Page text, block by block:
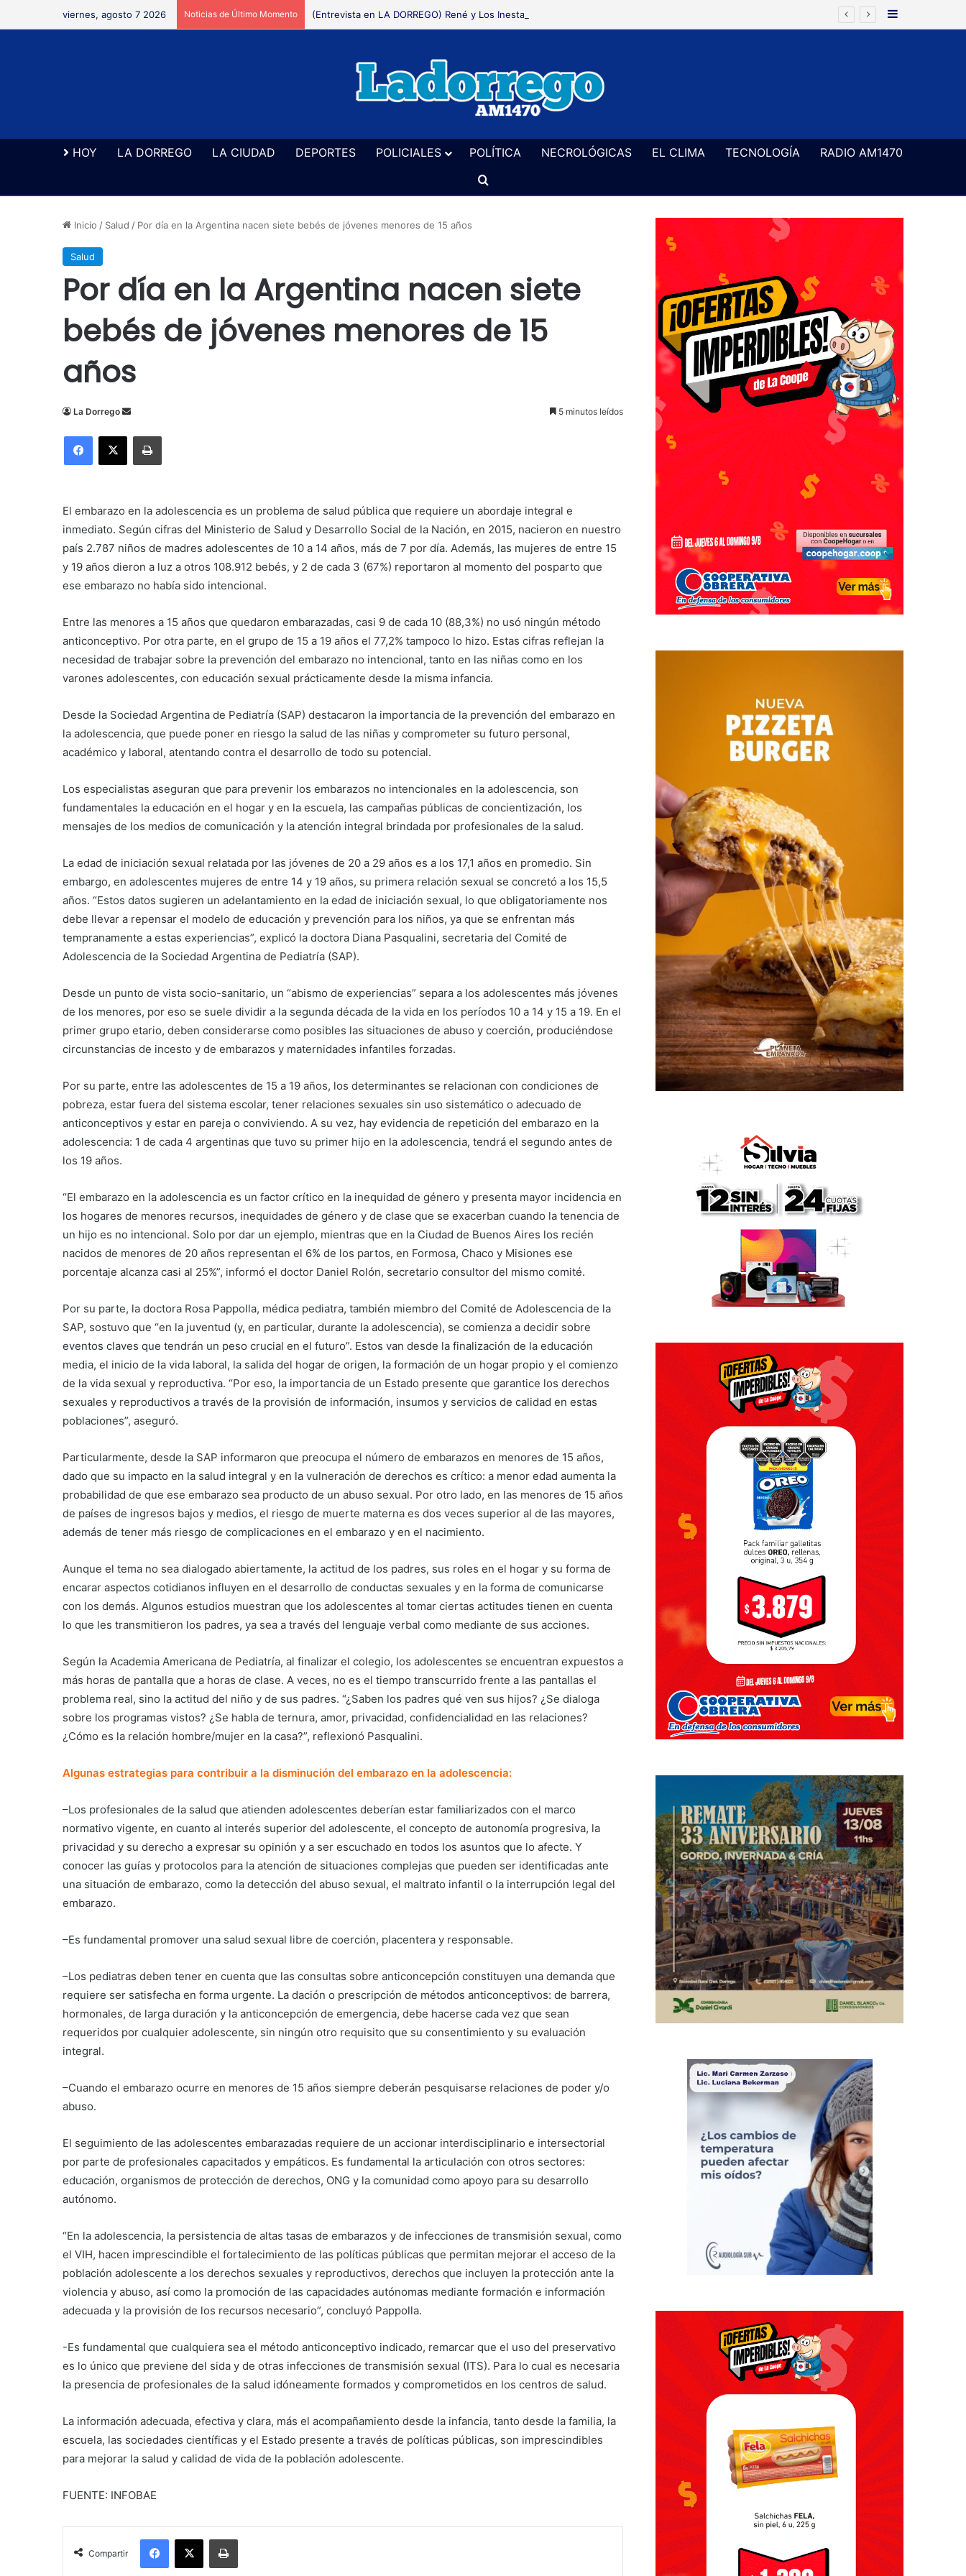
viernes, agosto 7 2026 Noticias de Último Momento Barra Lateral
HOY LA DORREGO LA CIUDAD DEPORTES POLICIALES POLÍTICA NECROLÓGICAS EL CLIMA TECNOLOGÍA
RADIO AM1470
Buscar
Inicio / Salud / Por día en la Argentina nacen siete bebés de jóvenes menores de 15 años
Salud
Por día en la Argentina nacen siete
bebés de jóvenes menores de 15
años
La Dorrego
Send
email
5 minutos leídos
Facebook
X Imprimir
El embarazo en la adolescencia es un problema de salud pública que requiere un abordaje integral e
inmediato. Según cifras del Ministerio de Salud y Desarrollo Social de la Nación, en 2015, nacieron en nuestro
país 2.787 niños de madres adolescentes de 10 a 14 años, más de 7 por día. Además, las mujeres de entre 15
y 19 años dieron a luz a otros 108.912 bebés, y 2 de cada 3 (67%) reportaron al momento del posparto que
ese embarazo no había sido intencional.
Entre las menores a 15 años que quedaron embarazadas, casi 9 de cada 10 (88,3%) no usó ningún método
anticonceptivo. Por otra parte, en el grupo de 15 a 19 años el 77,2% tampoco lo hizo. Estas cifras reflejan la
necesidad de trabajar sobre la prevención del embarazo no intencional, tanto en las niñas como en los
varones adolescentes, con educación sexual prácticamente desde la misma infancia.
Desde la Sociedad Argentina de Pediatría (SAP) destacaron la importancia de la prevención del embarazo en
la adolescencia, que puede poner en riesgo la salud de las niñas y comprometer su futuro personal,
académico y laboral, atentando contra el desarrollo de todo su potencial.
Los especialistas aseguran que para prevenir los embarazos no intencionales en la adolescencia, son
fundamentales la educación en el hogar y en la escuela, las campañas públicas de concientización, los
mensajes de los medios de comunicación y la atención integral brindada por profesionales de la salud.
La edad de iniciación sexual relatada por las jóvenes de 20 a 29 años es a los 17,1 años en promedio. Sin
embargo, en adolescentes mujeres de entre 14 y 19 años, su primera relación sexual se concretó a los 15,5
años. “Estos datos sugieren un adelantamiento en la edad de iniciación sexual, lo que obligatoriamente nos
debe llevar a repensar el modelo de educación y prevención para los niños, ya que se enfrentan más
tempranamente a estas experiencias”, explicó la doctora Diana Pasqualini, secretaria del Comité de
Adolescencia de la Sociedad Argentina de Pediatría (SAP).
Desde un punto de vista socio-sanitario, un “abismo de experiencias” separa a los adolescentes más jóvenes
de los menores, por eso se suele dividir a la segunda década de la vida en los períodos 10 a 14 y 15 a 19. En el
primer grupo etario, deben considerarse como posibles las situaciones de abuso y coerción, produciéndose
circunstancias de incesto y de embarazos y maternidades infantiles forzadas.
Por su parte, entre las adolescentes de 15 a 19 años, los determinantes se relacionan con condiciones de
pobreza, estar fuera del sistema escolar, tener relaciones sexuales sin uso sistemático o adecuado de
anticonceptivos y estar en pareja o conviviendo. A su vez, hay evidencia de repetición del embarazo en la
adolescencia: 1 de cada 4 argentinas que tuvo su primer hijo en la adolescencia, tendrá el segundo antes de
los 19 años.
“El embarazo en la adolescencia es un factor crítico en la inequidad de género y presenta mayor incidencia en
los hogares de menores recursos, inequidades de género y de clase que se exacerban cuando la tenencia de
un hijo es no intencional. Solo por dar un ejemplo, mientras que en la Ciudad de Buenos Aires los recién
nacidos de menores de 20 años representan el 6% de los partos, en Formosa, Chaco y Misiones ese
porcentaje alcanza casi al 25%”, informó el doctor Daniel Rolón, secretario consultor del mismo comité.
Por su parte, la doctora Rosa Pappolla, médica pediatra, también miembro del Comité de Adolescencia de la
SAP, sostuvo que “en la juventud (y, en particular, durante la adolescencia), se comienza a decidir sobre
eventos claves que tendrán un peso crucial en el futuro”. Estos van desde la finalización de la educación
media, el inicio de la vida laboral, la salida del hogar de origen, la formación de un hogar propio y el comienzo
de la vida sexual y reproductiva. “Por eso, la importancia de un Estado presente que garantice los derechos
sexuales y reproductivos a través de la provisión de información, insumos y servicios de calidad en estas
poblaciones”, aseguró.
Particularmente, desde la SAP informaron que preocupa el número de embarazos en menores de 15 años,
dado que su impacto en la salud integral y en la vulneración de derechos es crítico: a menor edad aumenta la
probabilidad de que ese embarazo sea producto de un abuso sexual. Por otro lado, en las menores de 15 años
de países de ingresos bajos y medios, el riesgo de muerte materna es dos veces superior al de las mayores,
además de tener más riesgo de complicaciones en el embarazo y en el nacimiento.
Aunque el tema no sea dialogado abiertamente, la actitud de los padres, sus roles en el hogar y su forma de
encarar aspectos cotidianos influyen en el desarrollo de conductas sexuales y en la forma de comunicarse
con los demás. Algunos estudios muestran que los adolescentes al tomar ciertas actitudes tienen en cuenta
lo que les transmitieron los padres, ya sea a través del lenguaje verbal como mediante de sus acciones.
Según la Academia Americana de Pediatría, al finalizar el colegio, los adolescentes se encuentran expuestos a
más horas de pantalla que a horas de clase. A veces, no es el tiempo transcurrido frente a las pantallas el
problema real, sino la actitud del niño y de sus padres. “¿Saben los padres qué ven sus hijos? ¿Se dialoga
sobre los programas vistos? ¿Se habla de ternura, amor, privacidad, confidencialidad en las relaciones?
¿Cómo es la relación hombre/mujer en la casa?”, reflexionó Pasqualini.
Algunas estrategias para contribuir a la disminución del embarazo en la adolescencia:
–Los profesionales de la salud que atienden adolescentes deberían estar familiarizados con el marco
normativo vigente, en cuanto al interés superior del adolescente, el concepto de autonomía progresiva, la
privacidad y su derecho a expresar su opinión y a ser escuchado en todos los asuntos que lo afecte. Y
conocer las guías y protocolos para la atención de situaciones complejas que pueden ser identificadas ante
una situación de embarazo, como la detección del abuso sexual, el maltrato infantil o la interrupción legal del
embarazo.
–Es fundamental promover una salud sexual libre de coerción, placentera y responsable.
–Los pediatras deben tener en cuenta que las consultas sobre anticoncepción constituyen una demanda que
requiere ser satisfecha en forma urgente. La dación o prescripción de métodos anticonceptivos: de barrera,
hormonales, de larga duración y la anticoncepción de emergencia, debe hacerse cada vez que sean
requeridos por cualquier adolescente, sin ningún otro requisito que su consentimiento y su evaluación
integral.
–Cuando el embarazo ocurre en menores de 15 años siempre deberán pesquisarse relaciones de poder y/o
abuso.
El seguimiento de las adolescentes embarazadas requiere de un accionar interdisciplinario e intersectorial
por parte de profesionales capacitados y empáticos. Es fundamental la articulación con otros sectores:
educación, organismos de protección de derechos, ONG y la comunidad como apoyo para su desarrollo
autónomo.
“En la adolescencia, la persistencia de altas tasas de embarazos y de infecciones de transmisión sexual, como
el VIH, hacen imprescindible el fortalecimiento de las políticas públicas que permitan mejorar el acceso de la
población adolescente a los derechos sexuales y reproductivos, derechos que incluyen la protección ante la
violencia y abuso, así como la promoción de las capacidades autónomas mediante formación e información
adecuada y la provisión de los recursos necesario”, concluyó Pappolla.
-Es fundamental que cualquiera sea el método anticonceptivo indicado, remarcar que el uso del preservativo
es lo único que previene del sida y de otras infecciones de transmisión sexual (ITS). Para lo cual es necesaria
la presencia de profesionales de la salud idóneamente formados y comprometidos en los centros de salud.
La información adecuada, efectiva y clara, más el acompañamiento desde la infancia, tanto desde la familia, la
escuela, las sociedades científicas y el Estado presente a través de políticas públicas, son imprescindibles
para mejorar la salud y calidad de vida de la población adolescente.
FUENTE: INFOBAE
Compartir
Facebook
X Imprimir